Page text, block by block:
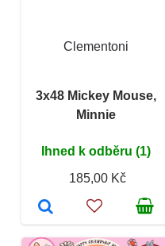
Clementoni
3x48 Mickey Mouse,
Minnie
Ihned k odběru (1)
185,00 Kč